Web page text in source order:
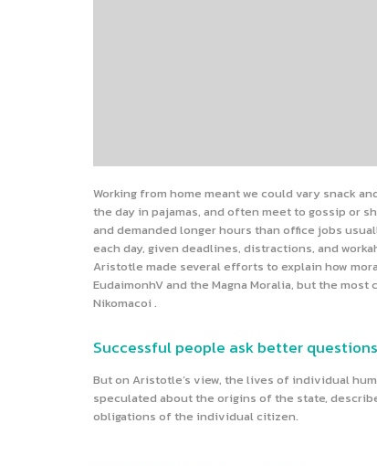
Working from home meant we could vary snack
the day in pajamas, and often meet to gossip or
and demanded longer hours than office jobs
each day, given deadlines, distractions, and
Aristotle made several efforts to explain how
EudaimonhV and the Magna Moralia, but the
Nikomacoi .
Successful people ask better
But on Aristotle’s view, the lives of individual
speculated about the origins of the state,
obligations of the individual citizen.